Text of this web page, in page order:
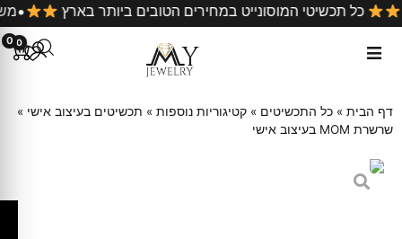
קניה כל תכשיטי המוסונייט במחירים הטובים ביותר בארץ
0 0
דף הבית » כל התכשיטים » קטיגוריות נוספות » תכשיטים בעיצוב אישי »
שרשרת MOM בעיצוב אישי